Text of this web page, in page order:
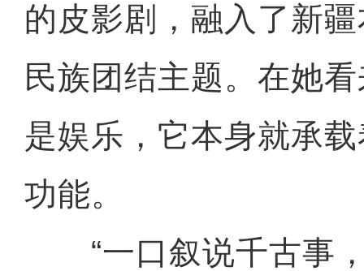
的皮影剧，融入了新
民族团结主题。在她
是娱乐，它本身就承
功能。
“一口叙说千古事，